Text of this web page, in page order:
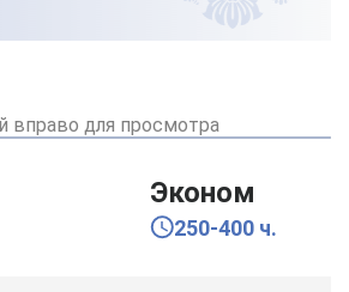
вправо для просмотра
Эконом
250-400 ч.